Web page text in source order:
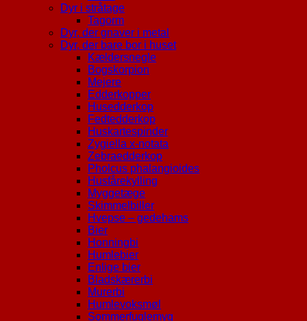
Dyr i stråtage
Tagorm
Dyr, der gnaver i metal
Dyr, der bare bor i huset
Kældersnegle
Bogskorpion
Mejere
Edderkopper
Husedderkop
Fedtedderkop
Huskartespinder
Zygiella x-notata
Zebraedderkop
Pholcus phalangioides
Husfårekylling
Myggetæge
Skimmelbiller
Hvepse – gedehams
Bier
Honningbi
Humlebier
Enlige bier
Bladskærerbi
Murerbi
Humlevoksmøl
Sommerfuglemyg